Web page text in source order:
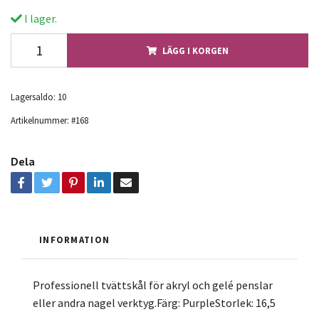
I lager.
LÄGG I KORGEN
Lagersaldo: 10
Artikelnummer: #168
Dela
INFORMATION
Professionell tvättskål för akryl och gelé penslar
eller andra nagel verktyg.Färg: PurpleStorlek: 16,5